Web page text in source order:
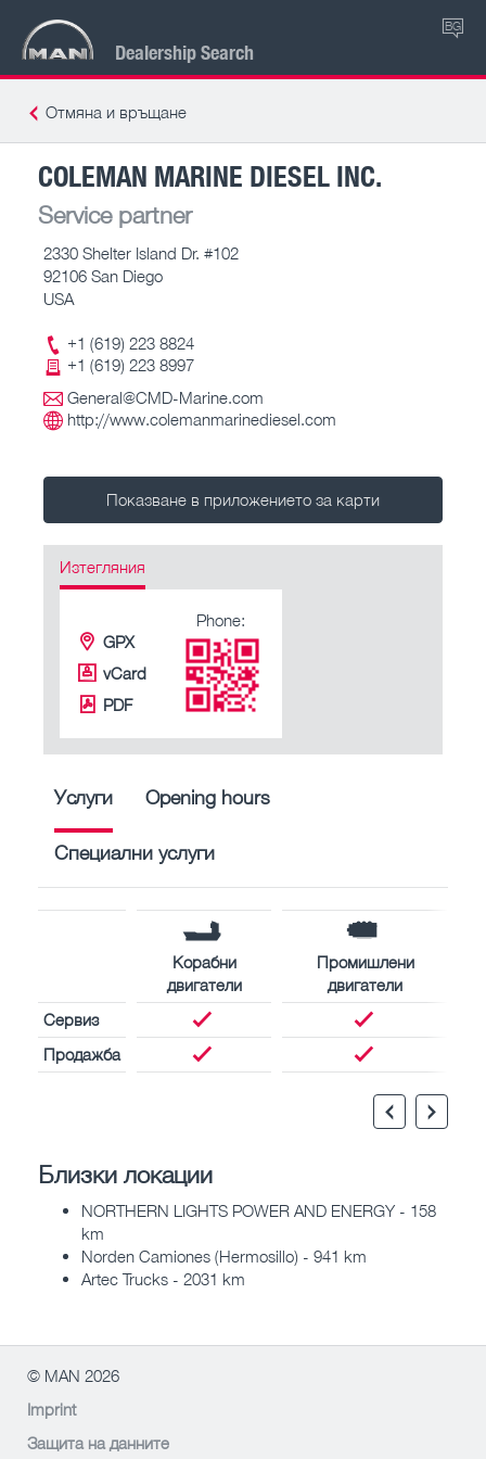
Dealership Search
BG
Отмяна и връщане
COLEMAN MARINE DIESEL INC.
Service partner
2330 Shelter Island Dr. #102
92106 San Diego
USA
+1 (619) 223 8824
+1 (619) 223 8997
General@CMD-Marine.com
http://www.colemanmarinediesel.com
Показване в приложението за карти
Изтегляния
GPX
vCard
PDF
Phone:
Услуги Opening hours
Специални услуги
Корабни
двигатели
Промишлени
двигатели
Сервиз
Продажба
Близки локации
NORTHERN LIGHTS POWER AND ENERGY - 158
km
Norden Camiones (Hermosillo) - 941 km
Artec Trucks - 2031 km
© MAN 2026
Imprint
Защита на данните